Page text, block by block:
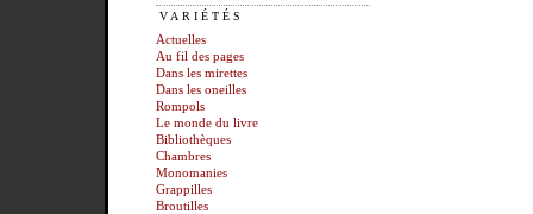
VARIÉTÉS
Actuelles
Au fil des pages
Dans les mirettes
Dans les oneilles
Rompols
Le monde du livre
Bibliothèques
Chambres
Monomanies
Grappilles
Broutilles